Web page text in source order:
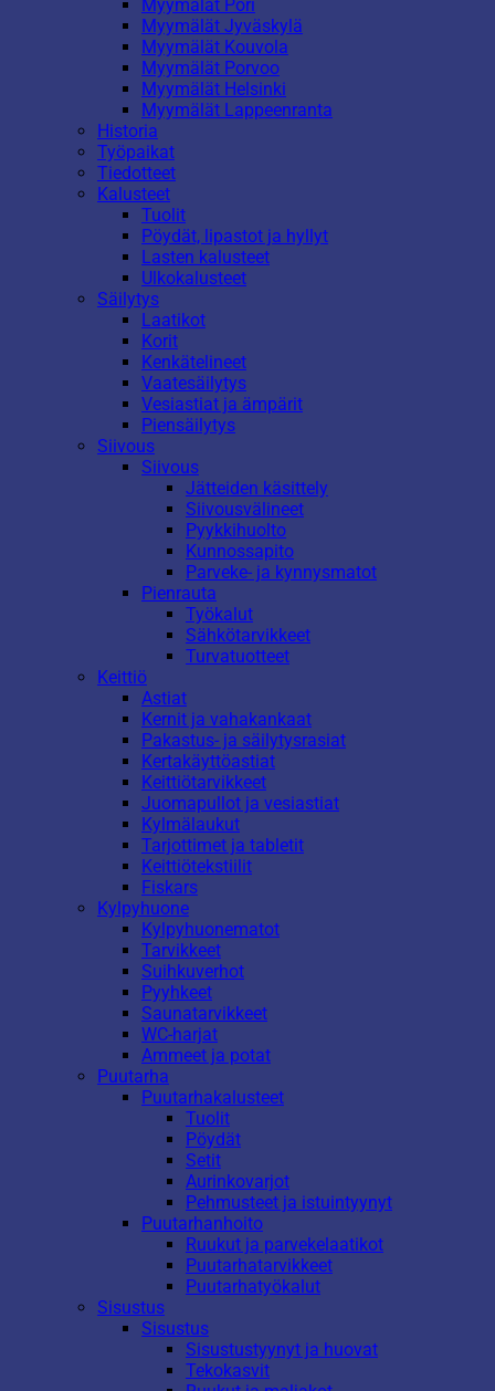
Myymälät Pori
Myymälät Jyväskylä
Myymälät Kouvola
Myymälät Porvoo
Myymälät Helsinki
Myymälät Lappeenranta
Historia
Työpaikat
Tiedotteet
Kalusteet
Tuolit
Pöydät, lipastot ja hyllyt
Lasten kalusteet
Ulkokalusteet
Säilytys
Laatikot
Korit
Kenkätelineet
Vaatesäilytys
Vesiastiat ja ämpärit
Piensäilytys
Siivous
Siivous
Jätteiden käsittely
Siivousvälineet
Pyykkihuolto
Kunnossapito
Parveke- ja kynnysmatot
Pienrauta
Työkalut
Sähkötarvikkeet
Turvatuotteet
Keittiö
Astiat
Kernit ja vahakankaat
Pakastus- ja säilytysrasiat
Kertakäyttöastiat
Keittiötarvikkeet
Juomapullot ja vesiastiat
Kylmälaukut
Tarjottimet ja tabletit
Keittiötekstiilit
Fiskars
Kylpyhuone
Kylpyhuonematot
Tarvikkeet
Suihkuverhot
Pyyhkeet
Saunatarvikkeet
WC-harjat
Ammeet ja potat
Puutarha
Puutarhakalusteet
Tuolit
Pöydät
Setit
Aurinkovarjot
Pehmusteet ja istuintyynyt
Puutarhanhoito
Ruukut ja parvekelaatikot
Puutarhatarvikkeet
Puutarhatyökalut
Sisustus
Sisustus
Sisustustyynyt ja huovat
Tekokasvit